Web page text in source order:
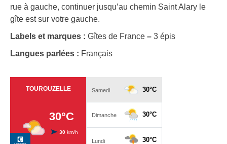
rue à gauche, continuer jusqu’au chemin Saint Alary le
gîte est sur votre gauche.
Labels et marques : Gîtes de France – 3 épis
Langues parlées : Français